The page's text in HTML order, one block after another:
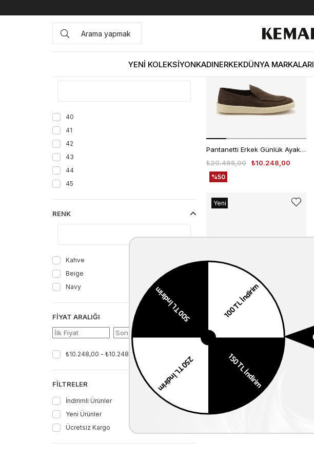
YENİ KOLEKSİYONKADINERKEKDÜNYA MARKALARI
Anasayfa Pantanetti
Pantanetti
40
41
42
43
44
45
RENK
Kahve
Beige
Navy
FIYAT ARALIĞI
Filtrele
₺10.248,00 - ₺10.248,00
FILTRELER
İndirimli Ürünler
Yeni Ürünler
Ücretsiz Kargo
Pantanetti Erkek Günlük Ayakkabı 19502C
₺10.248,00
₺20.495,00
%50
Yeni
Ürün
₺10.248,00
₺20.495,00
%50
Yeni